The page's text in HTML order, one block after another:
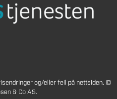
og/eller feil på nettsiden. ©
& Co AS.